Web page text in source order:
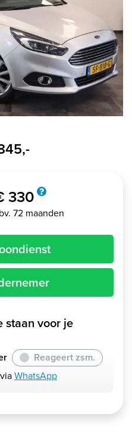
330
72 maanden
staan voor je
Reageert zsm.
WhatsApp